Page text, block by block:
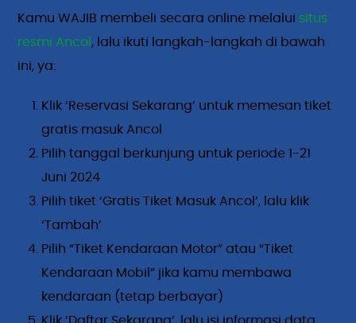
Kamu WAJIB membeli secara online melalui situs
resmi Ancol, lalu ikuti langkah-langkah di bawah
ini, ya:
Klik ‘Reservasi Sekarang’ untuk memesan tiket
gratis masuk Ancol
Pilih tanggal berkunjung untuk periode 1-21
Juni 2024
Pilih tiket ‘Gratis Tiket Masuk Ancol’, lalu klik
‘Tambah’
Pilih “Tiket Kendaraan Motor” atau “Tiket
Kendaraan Mobil” jika kamu membawa
kendaraan (tetap berbayar)